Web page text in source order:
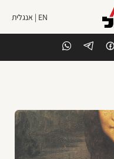
EN | אנגלית